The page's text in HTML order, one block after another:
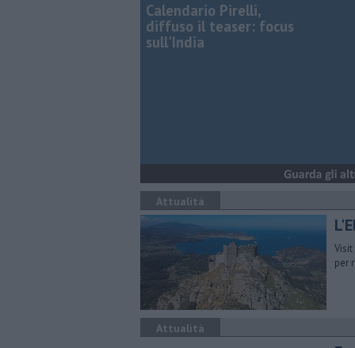
Calendario Pirelli,
diffuso il teaser: focus
sull'India
Attualità
per
Attualità